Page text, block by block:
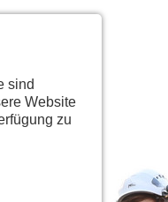
sind
Website
zu